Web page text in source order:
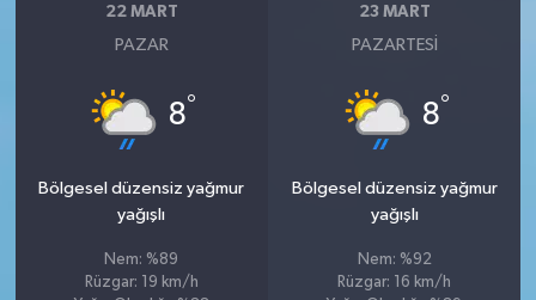
22 MART
PAZAR
8°
Bölgesel düzensiz yağmur
yağışlı
Nem: %89
Rüzgar: 19 km/h
23 MART
PAZARTESI
8°
Bölgesel düzensiz yağmur
yağışlı
Nem: %92
Rüzgar: 16 km/h